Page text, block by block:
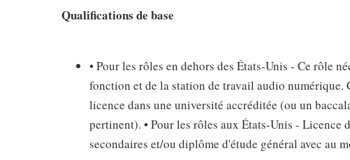
Qualifications de base
• Pour les rôles en dehors des États-Unis - Ce rôle
fonction et de la station de travail audio numérique.
licence dans une université accréditée (ou un
pertinent). • Pour les rôles aux États-Unis -
secondaires et/ou diplôme d'étude général avec au